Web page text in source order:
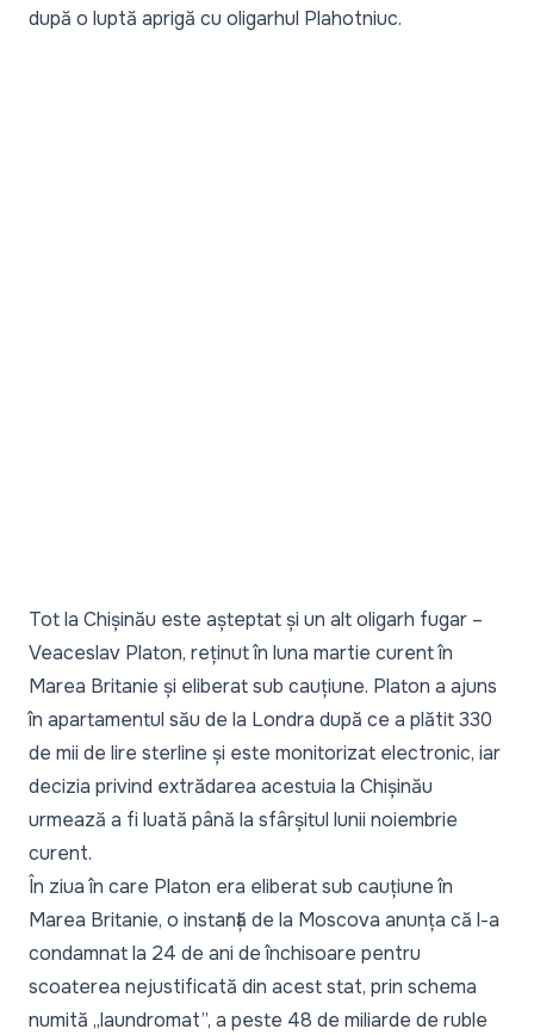
după o luptă aprigă cu oligarhul Plahotniuc.
Tot la Chișinău este așteptat și un alt oligarh fugar –
Veaceslav Platon, reținut în luna martie curent în
Marea Britanie și eliberat sub cauțiune. Platon a ajuns
în apartamentul său de la Londra după ce a plătit 330
de mii de lire sterline și este monitorizat electronic, iar
decizia privind extrădarea acestuia la Chișinău
urmează a fi luată până la sfârșitul lunii noiembrie
curent.
În ziua în care Platon era eliberat sub cauțiune în
Marea Britanie, o instanță de la Moscova anunța că l-a
condamnat la 24 de ani de închisoare pentru
scoaterea nejustificată din acest stat, prin schema
numită „laundromat”, a peste 48 de miliarde de ruble